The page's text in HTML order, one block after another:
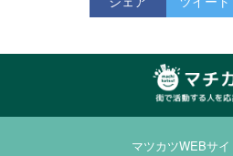
マツカツWEBサイ